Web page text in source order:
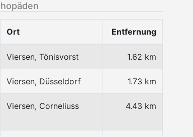
Ort Entfernung
Viersen, Tönisvorst 1.62 km
Viersen, Düsseldorf 1.73 km
Viersen, Corneliuss 4.43 km